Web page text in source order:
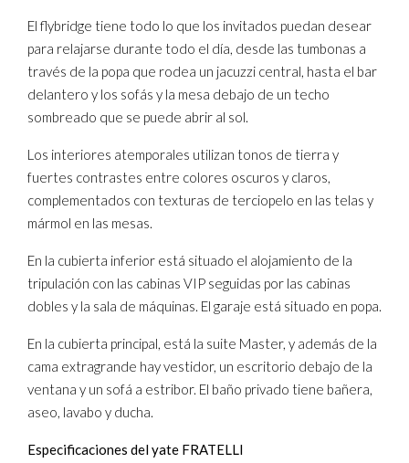
El flybridge tiene todo lo que los invitados puedan desear
para relajarse durante todo el día, desde las tumbonas a
través de la popa que rodea un jacuzzi central, hasta el bar
delantero y los sofás y la mesa debajo de un techo
sombreado que se puede abrir al sol.
Los interiores atemporales utilizan tonos de tierra y
fuertes contrastes entre colores oscuros y claros,
complementados con texturas de terciopelo en las telas y
mármol en las mesas.
En la cubierta inferior está situado el alojamiento de la
tripulación con las cabinas VIP seguidas por las cabinas
dobles y la sala de máquinas. El garaje está situado en popa.
En la cubierta principal, está la suite Master, y además de la
cama extragrande hay vestidor, un escritorio debajo de la
ventana y un sofá a estribor. El baño privado tiene bañera,
aseo, lavabo y ducha.
Especificaciones del yate FRATELLI